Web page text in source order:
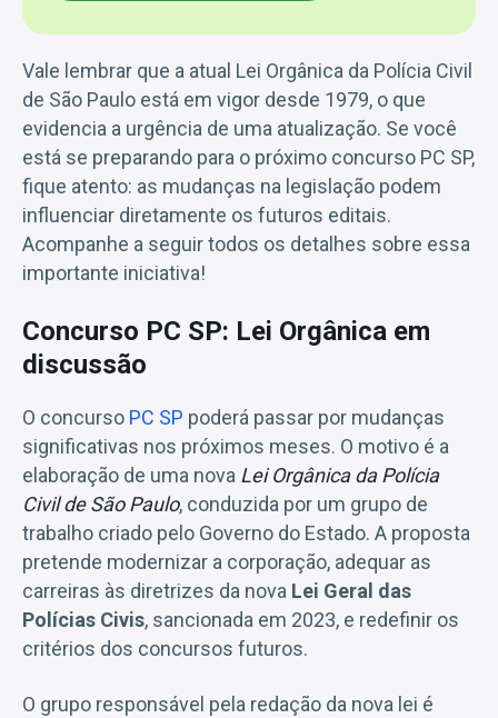
Vale lembrar que a atual Lei Orgânica da Polícia Civil
de São Paulo está em vigor desde 1979, o que
evidencia a urgência de uma atualização. Se você
está se preparando para o próximo concurso PC SP,
fique atento: as mudanças na legislação podem
influenciar diretamente os futuros editais.
Acompanhe a seguir todos os detalhes sobre essa
importante iniciativa!
Concurso PC SP: Lei Orgânica em
discussão
O concurso PC SP poderá passar por mudanças
significativas nos próximos meses. O motivo é a
elaboração de uma nova Lei Orgânica da Polícia
Civil de São Paulo, conduzida por um grupo de
trabalho criado pelo Governo do Estado. A proposta
pretende modernizar a corporação, adequar as
carreiras às diretrizes da nova Lei Geral das
Polícias Civis, sancionada em 2023, e redefinir os
critérios dos concursos futuros.
O grupo responsável pela redação da nova lei é